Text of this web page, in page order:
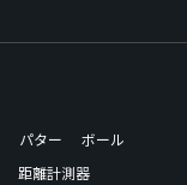
パター
ボール
距離計測器